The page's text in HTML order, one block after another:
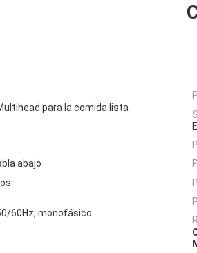
para la comida lista
abajo
60Hz, monofásico